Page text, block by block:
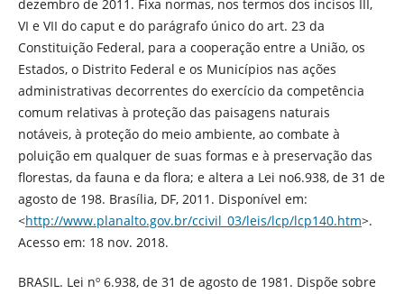
dezembro de 2011. Fixa normas, nos termos dos incisos III,
VI e VII do caput e do parágrafo único do art. 23 da
Constituição Federal, para a cooperação entre a União, os
Estados, o Distrito Federal e os Municípios nas ações
administrativas decorrentes do exercício da competência
comum relativas à proteção das paisagens naturais
notáveis, à proteção do meio ambiente, ao combate à
poluição em qualquer de suas formas e à preservação das
florestas, da fauna e da flora; e altera a Lei no6.938, de 31 de
agosto de 198. Brasília, DF, 2011. Disponível em:
<http://www.planalto.gov.br/ccivil_03/leis/lcp/lcp140.htm>.
Acesso em: 18 nov. 2018.
BRASIL. Lei nº 6.938, de 31 de agosto de 1981. Dispõe sobre